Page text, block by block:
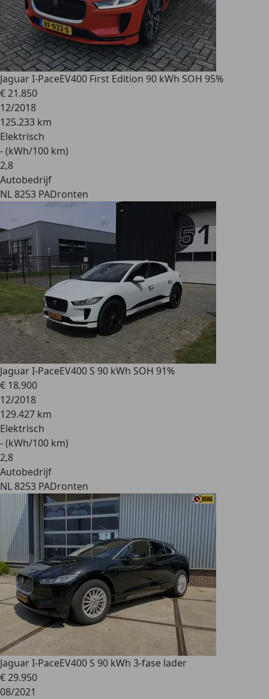
Jaguar I-PaceEV400 First Edition 90 kWh SOH 95%
€ 21.850
12/2018
125.233 km
Elektrisch
- (kWh/100 km)
2,8
Autobedrijf
NL 8253 PADronten
Jaguar I-PaceEV400 S 90 kWh SOH 91%
€ 18.900
12/2018
129.427 km
Elektrisch
- (kWh/100 km)
2,8
Autobedrijf
NL 8253 PADronten
Jaguar I-PaceEV400 S 90 kWh 3-fase lader
€ 29.950
08/2021